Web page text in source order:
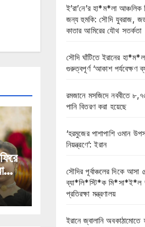
ই’রা’নে’র হা*ম*লা আঞ্চলিক
জন্য হুমকি: সৌদি যুবরাজ,
কাতার আমিরের যৌথ সতর্কতা
সৌদি ঘাঁটিতে ইরানের
গুরুত্বপূর্ণ ‘আকাশ পর্যবেক্ষণ
রমজানে মসজিদে নববীতে
পানি বিতরণ করা হয়েছে
‘হরমুজের পাশাপাশি ওমান
নিয়ন্ত্রণে’: ইরান
সৌদির পূর্বাঞ্চলের দিকে আসা
ব্যা*লি*স্টি*ক মি*সা*ই*ল
প্রতিরক্ষা মন্ত্রণালয়
ইরানে জ্বালানি